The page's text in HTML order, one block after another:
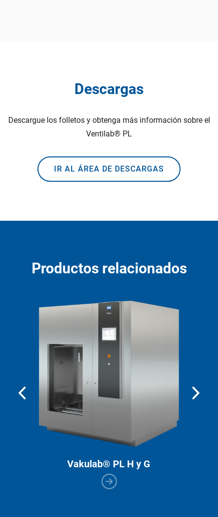
Descargas
Descargue los folletos y obtenga más información sobre el
Ventilab® PL
IR AL ÁREA DE DESCARGAS
Productos relacionados
Vakulab® PL H y G